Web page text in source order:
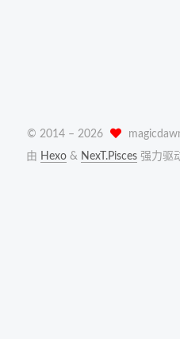
© 2014 – 2026
由 Hexo & NexT.Pisces 强力驱